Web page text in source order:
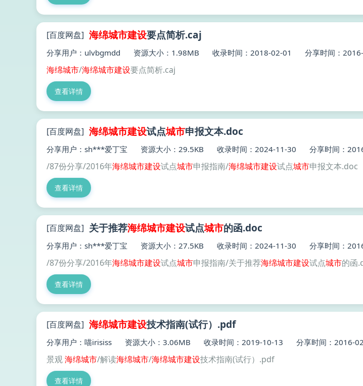
[百度网盘] 海绵城市建设要点简析.caj
分享用户：ulvbgmdd 资源大小：1.98MB 收录时间：2018-02-01 分享时间：
海绵城市/海绵城市建设要点简析.caj
查看详情
[百度网盘] 海绵城市建设试点城市申报文本.doc
分享用户：sh***爱丁宝 资源大小：29.5KB 收录时间：2024-11-30 分享时间：
/87份分享/2016年海绵城市建设试点城市申报指南/海绵城市建设试点城市申报文本.doc
查看详情
[百度网盘] 关于推荐海绵城市建设试点城市的函.doc
分享用户：sh***爱丁宝 资源大小：27.5KB 收录时间：2024-11-30 分享时间：
/87份分享/2016年海绵城市建设试点城市申报指南/关于推荐海绵城市建设试点城市的函
查看详情
[百度网盘] 海绵城市建设技术指南(试行）.pdf
分享用户：喵irisiss 资源大小：3.06MB 收录时间：2019-10-13 分享时间：2016-
景观海绵城市/解读海绵城市/海绵城市建设技术指南(试行）.pdf
查看详情